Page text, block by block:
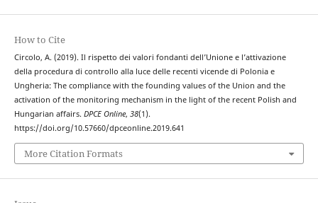
How to Cite
Circolo, A. (2019). Il rispetto dei valori fondanti dell’Unione e l’attivazione
della procedura di controllo alla luce delle recenti vicende di Polonia e
Ungheria: The compliance with the founding values of the Union and the
activation of the monitoring mechanism in the light of the recent Polish and
Hungarian affairs. DPCE Online, 38(1).
https://doi.org/10.57660/dpceonline.2019.641
More Citation Formats